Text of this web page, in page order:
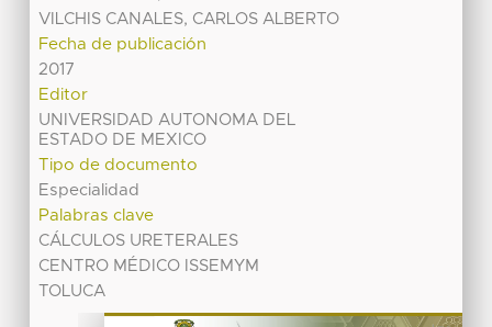
VILCHIS CANALES, CARLOS ALBERTO
Fecha de publicación
2017
Editor
UNIVERSIDAD AUTONOMA DEL
ESTADO DE MEXICO
Tipo de documento
Especialidad
Palabras clave
CÁLCULOS URETERALES
CENTRO MÉDICO ISSEMYM
TOLUCA